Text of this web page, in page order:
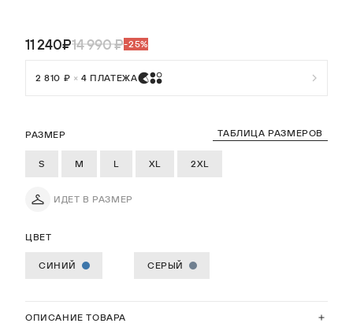
ОПИСАНИЕ ТОВАРА
РАЗМЕР ТАБЛИЦА РАЗМЕРОВ
S M L XL 2XL
ИДЕТ В РАЗМЕР
ЦВЕТ
СИНИЙ СЕРЫЙ
11 240₽14 990 ₽-25%
2 810 ₽ × 4 ПЛАТЕЖА